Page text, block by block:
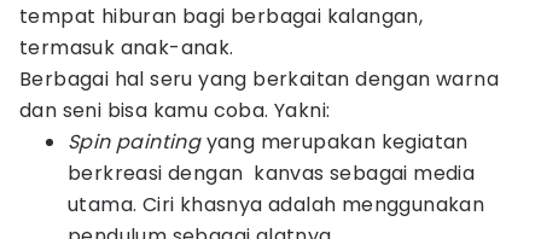
tempat hiburan bagi berbagai kalangan,
termasuk anak-anak.
Berbagai hal seru yang berkaitan dengan warna
dan seni bisa kamu coba. Yakni:
Spin paintingyang merupakan kegiatan
berkreasi dengan kanvas sebagai media
utama. Ciri khasnya adalah menggunakan